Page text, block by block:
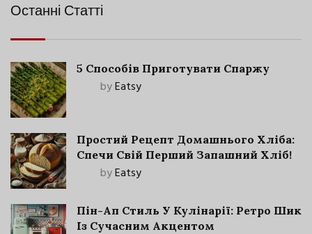
Останні Статті
5 Способів Приготувати Спаржу
byEatsy
Простий Рецепт Домашнього Хліба:
Спечи Свій Перший Запашний Хліб!
byEatsy
Пін-Ап Стиль У Кулінарії: Ретро Шик
Із Сучасним Акцентом